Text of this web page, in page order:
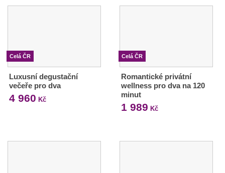
Celá ČR
Luxusní degustační
večeře pro dva
4 960 Kč
Celá ČR
Romantické privátní
wellness pro dva na 120
minut
1 989 Kč